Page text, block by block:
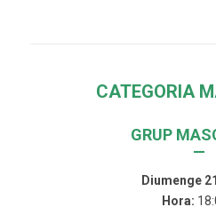
CATEGORIA
GRUP
—
Diumenge
Hora: